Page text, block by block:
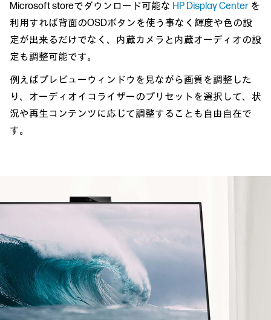
Microsoft storeでダウンロード可能な HP Display Center を
利用すれば背面のOSDボタンを使う事なく輝度や色の設
定が出来るだけでなく、内蔵カメラと内蔵オーディオの設
定も調整可能です。
例えばプレビューウィンドウを見ながら画質を調整した
り、オーディオイコライザーのプリセットを選択して、状
況や再生コンテンツに応じて調整することも自由自在で
す。